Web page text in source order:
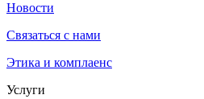
Новости
Связаться с нами
Этика и комплаенс
Услуги